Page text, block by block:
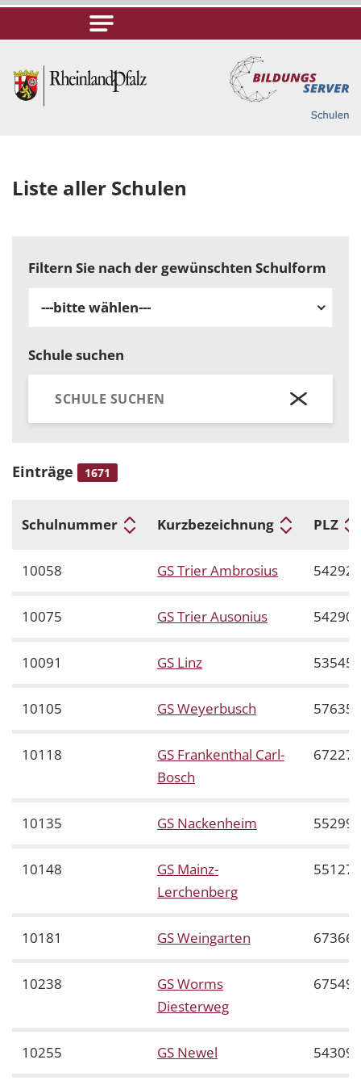
Liste aller Schulen
Filtern Sie nach der gewünschten Schulform
---bitte wählen---
Schule suchen
Einträge 1671
Schulnummer Kurzbezeichnung PLZ
10058 GS Trier Ambrosius 54292
10075 GS Trier Ausonius 54290
10091 GS Linz 53545
10105 GS Weyerbusch 57635
10118
GS Frankenthal Carl-
Bosch
67227
10135 GS Nackenheim 55299
10148
GS Mainz-
Lerchenberg
55127
10181 GS Weingarten 67366
10238
GS Worms
Diesterweg
67549
10255 GS Newel 54309